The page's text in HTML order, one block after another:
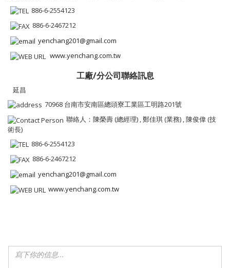
886-6-2554123
886-6-2467212
yenchang201@gmail.com
www.yenchang.com.tw
工廠/分公司聯絡訊息
延昌
70968 台南市安南區總頭寮工業區工明路201號
聯絡人：陳榮壽 (總經理) , 鄭佳琪 (業務) , 陳俊偉 (技
術長)
886-6-2554123
886-6-2467212
yenchang201@gmail.com
www.yenchang.com.tw